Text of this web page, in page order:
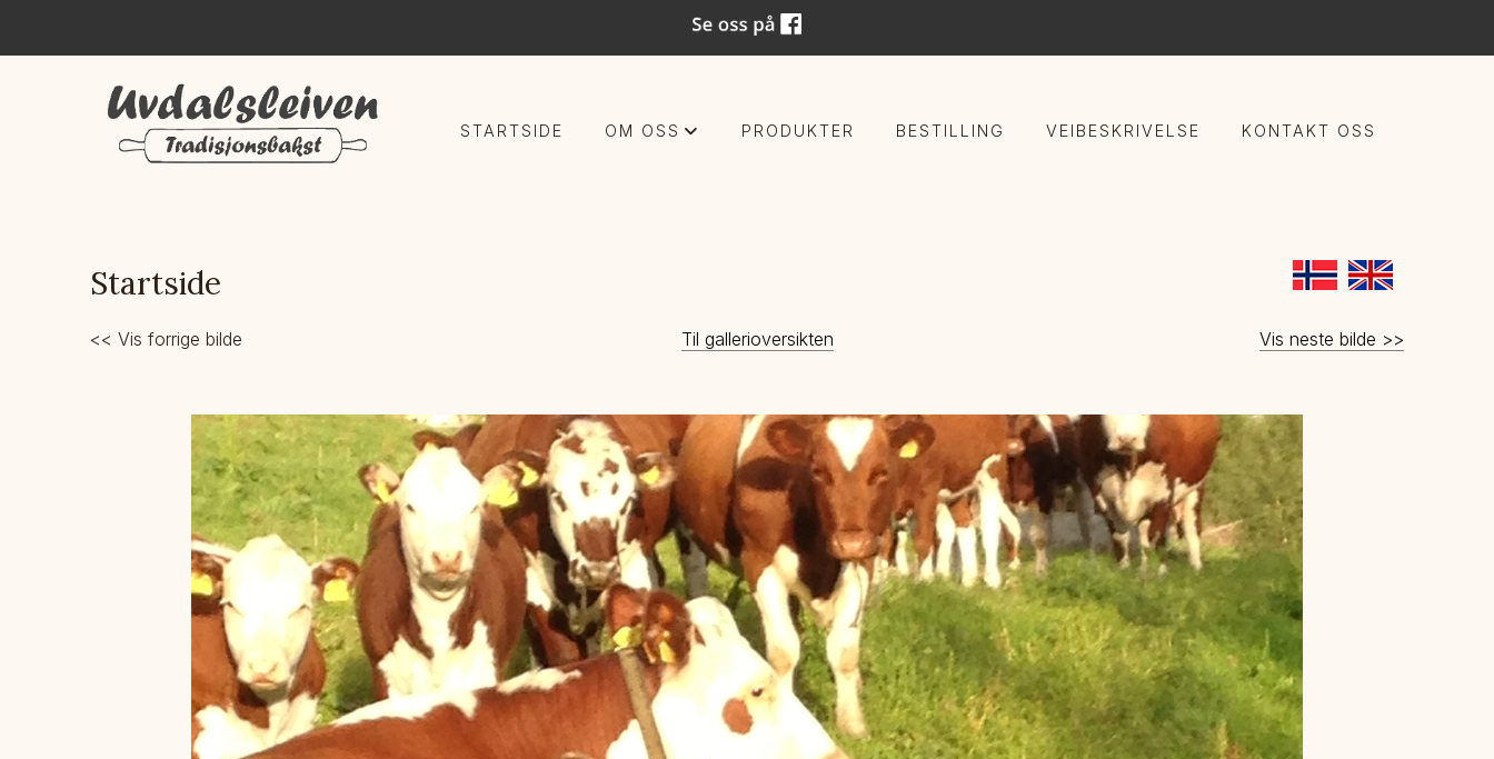
STARTSIDE OM OSS PRODUKTER BESTILLING VEIBESKRIVELSE KONTAKT OSS
Startside
<< Vis forrige bilde Til gallerioversikten Vis neste bilde >>